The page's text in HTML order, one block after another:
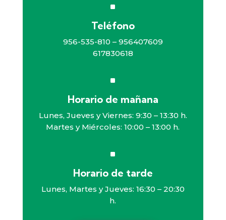
^
Teléfono
956-535-810 – 956407609
617830618
^
Horario de mañana
Lunes, Jueves y Viernes: 9:30 – 13:30 h.
Martes y Miércoles: 10:00 – 13:00 h.
^
Horario de tarde
Lunes, Martes y Jueves: 16:30 – 20:30
h.